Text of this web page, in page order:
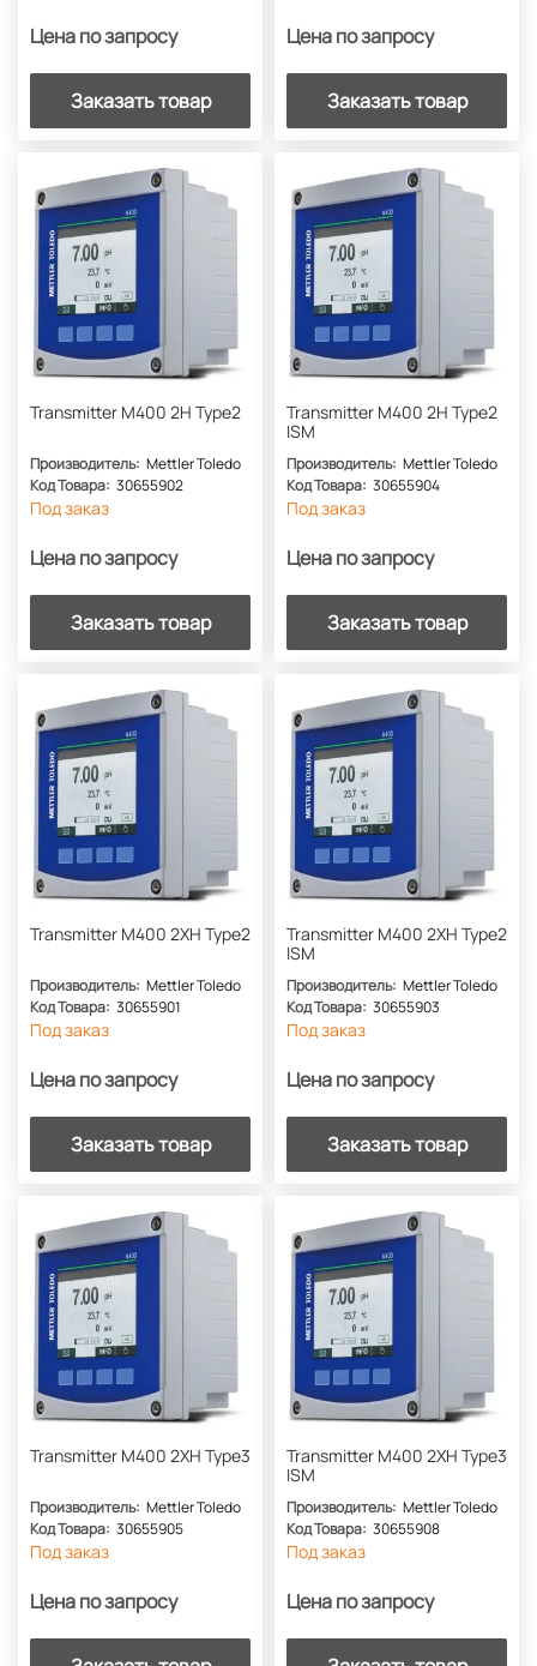
Цена по запросу
Заказать товар
Цена по запросу
Заказать товар
Transmitter M400 2H Type2
Производитель: Mettler Toledo
Код Товара: 30655902
Под заказ
Цена по запросу
Заказать товар
Transmitter M400 2H Type2
ISM
Производитель: Mettler Toledo
Код Товара: 30655904
Под заказ
Цена по запросу
Заказать товар
Transmitter M400 2XH Type2
Производитель: Mettler Toledo
Код Товара: 30655901
Под заказ
Цена по запросу
Заказать товар
Transmitter M400 2XH Type2
ISM
Производитель: Mettler Toledo
Код Товара: 30655903
Под заказ
Цена по запросу
Заказать товар
Transmitter M400 2XH Type3
Производитель: Mettler Toledo
Код Товара: 30655905
Под заказ
Цена по запросу
Transmitter M400 2XH Type3
ISM
Производитель: Mettler Toledo
Код Товара: 30655908
Под заказ
Цена по запросу